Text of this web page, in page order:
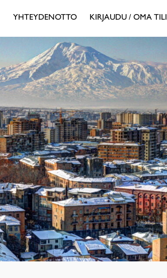
YHTEYDENOTTO KIRJAUDU / OMA TILI